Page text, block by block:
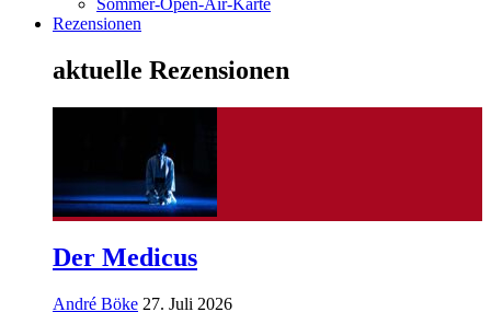
Sommer-Open-Air-Karte
Rezensionen
aktuelle Rezensionen
Der Medicus
André Böke 27. Juli 2026